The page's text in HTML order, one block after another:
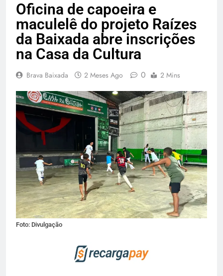
Oficina de capoeira e
maculelê do projeto Raízes
da Baixada abre inscrições
na Casa da Cultura
Brava Baixada 2 Meses Ago 0 2 Mins
Foto: Divulgação